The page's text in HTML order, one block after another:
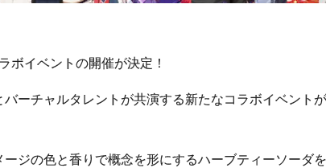
ボイベントの開催が決定！
バーチャルタレントが共演する新たなコラボイベント
ージの色と香りで概念を形にするハーブティーソーダ